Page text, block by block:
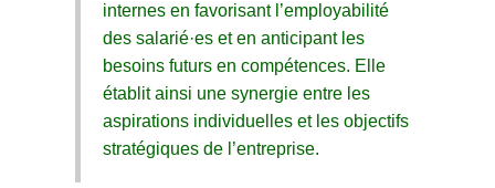
internes en favorisant l’employabilité
des salarié·es et en anticipant les
besoins futurs en compétences. Elle
établit ainsi une synergie entre les
aspirations individuelles et les objectifs
stratégiques de l’entreprise.